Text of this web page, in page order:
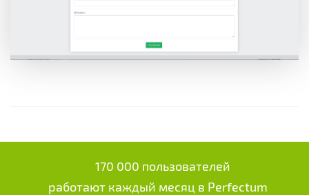
170 000 пользователей
работают каждый месяц в Perfectum